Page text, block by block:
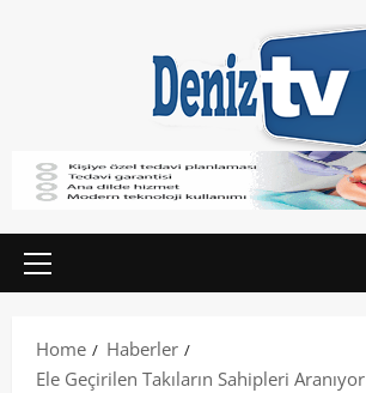
Home
Haberler
Ele Geçirilen Takıların Sahipleri Aranıyor